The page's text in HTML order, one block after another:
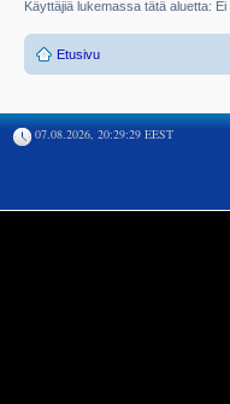
Käyttäjiä lukemassa tätä aluetta:
Etusivu
07.08.2026, 20:29:29 EEST